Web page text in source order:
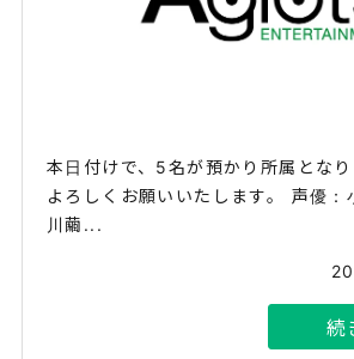
本日付けで、5名が預かり所属とな
よろしくお願いいたします。 声優：
川繭...
続